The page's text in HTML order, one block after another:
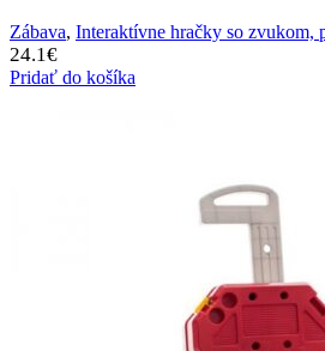
Zábava, Interaktívne hračky so zvukom,
24.1€
Pridať do košíka